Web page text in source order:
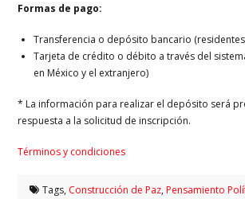
Formas de pago:
Transferencia o depósito bancario
Tarjeta de crédito o débito a través del
en México y el extranjero)
* La información para realizar el depósito será
respuesta a la solicitud de inscripción.
Términos y condiciones
Tags, Construcción de Paz,Pensamiento